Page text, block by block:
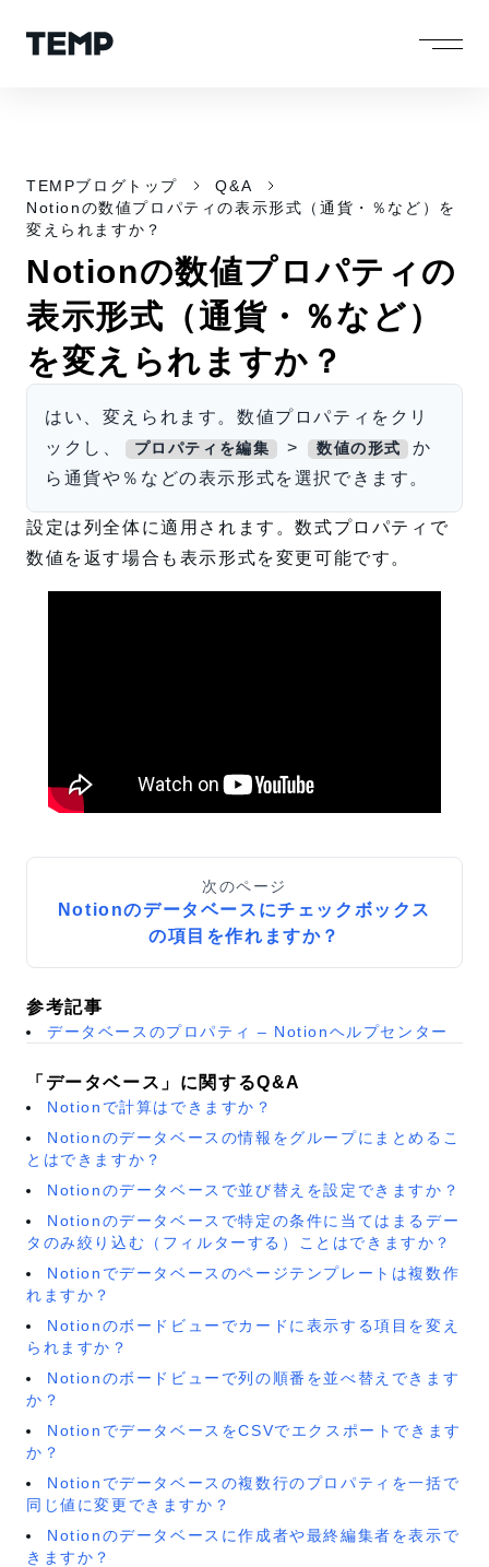
TEMPブログトップ
Q&A
Notionの数値プロパティの表示形式（通貨・％など）を
変えられますか？
Notionの数値プロパティの
表示形式（通貨・％など）
を変えられますか？
はい、変えられます。数値プロパティをクリ
ックし、
プロパティを編集 > 数値の形式
か
ら通貨や％などの表示形式を選択できます。
設定は列全体に適用されます。数式プロパティで
数値を返す場合も表示形式を変更可能です。
次のページ
Notionのデータベースにチェックボックス
の項目を作れますか？
参考記事
データベースのプロパティ – Notionヘルプセンター
「データベース」に関するQ&A
Notionで計算はできますか？
Notionのデータベースの情報をグループにまとめるこ
とはできますか？
Notionのデータベースで並び替えを設定できますか？
Notionのデータベースで特定の条件に当てはまるデー
タのみ絞り込む（フィルターする）ことはできますか？
Notionでデータベースのページテンプレートは複数作
れますか？
Notionのボードビューでカードに表示する項目を変え
られますか？
Notionのボードビューで列の順番を並べ替えできます
か？
NotionでデータベースをCSVでエクスポートできます
か？
Notionでデータベースの複数行のプロパティを一括で
同じ値に変更できますか？
Notionのデータベースに作成者や最終編集者を表示で
きますか？